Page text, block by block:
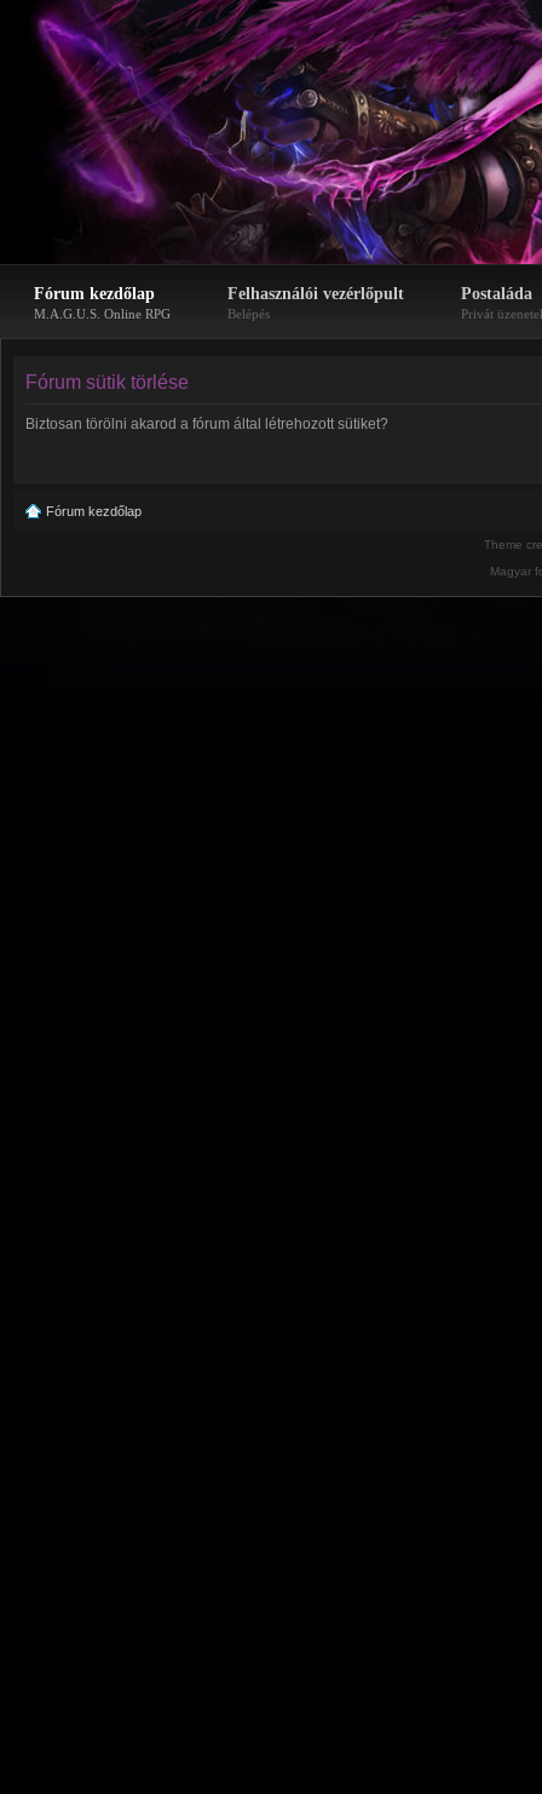
Fórum kezdőlap
M.A.G.U.S. Online RPG
Felhasználói vezérlőpult
Belépés
Postaláda
Privát
Fórum sütik törlése
Biztosan törölni akarod a fórum által létrehozott sütiket?
Fórum kezdőlap
Theme
Magyar